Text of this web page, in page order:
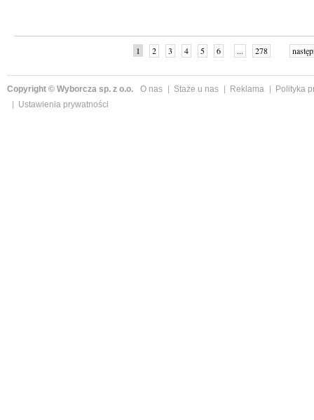
1 2 3 4 5 6 ... 278
Copyright © Wyborcza sp. z o.o. O nas Staże u nas Reklama
Polityka
Ustawienia prywatności